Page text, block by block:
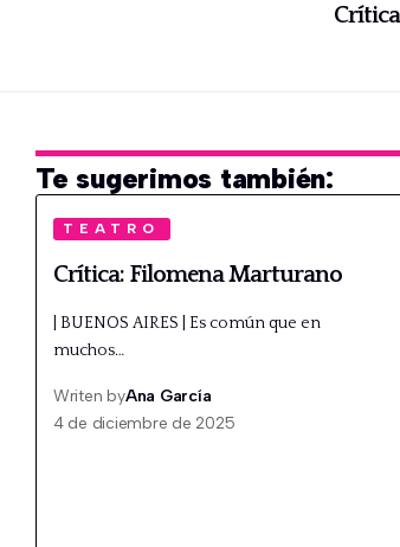
Te sugerimos también:
TEATRO
Crítica: Filomena Marturano
| BUENOS AIRES | Es común que en
muchos…
Writen byAna García
4 de diciembre de 2025